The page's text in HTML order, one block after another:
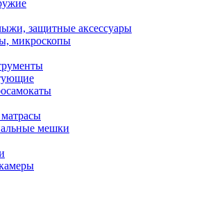
защитные аксессуары
микроскопы
мешки